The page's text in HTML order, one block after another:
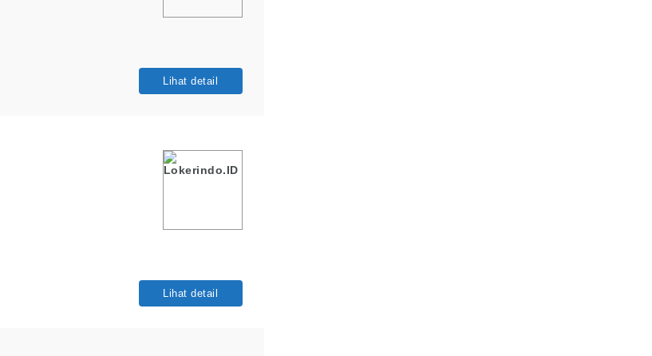
Lihat detail
Lihat detail